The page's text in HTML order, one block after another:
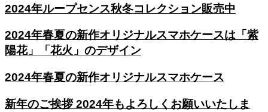
2024年ループセンス秋冬コレクション販売中
2024年春夏の新作オリジナルスマホケースは「紫
陽花」「花火」のデザイン
2024年春夏の新作オリジナルスマホケース
新年のご挨拶 2024年もよろしくお願いいたしま